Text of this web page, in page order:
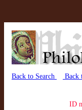
Back to Search Back
ID